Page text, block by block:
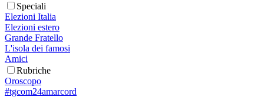
Speciali
Elezioni Italia
Elezioni estero
Grande Fratello
L'isola dei famosi
Amici
Rubriche
Oroscopo
#tgcom24amarcord